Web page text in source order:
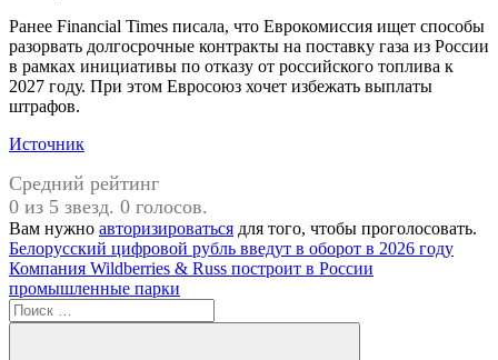
Ранее Financial Times писала, что Еврокомиссия ищет способы
разорвать долгосрочные контракты на поставку газа из России
в рамках инициативы по отказу от российского топлива к
2027 году. При этом Евросоюз хочет избежать выплаты
штрафов.
Источник
Средний рейтинг
0 из 5 звезд. 0 голосов.
Вам нужно авторизироваться для того, чтобы проголосовать.
Навигация
по
записям
Предыдущая
запись:
Белорусский цифровой рубль введут в оборот в 2026 году
Следующая
запись:
Компания Wildberries & Russ построит в России
промышленные парки
Поиск
для: